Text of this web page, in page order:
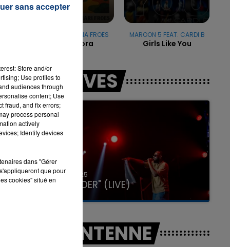
7h00 - 11h00
TRINIX & MARIANA FROES
Vaitimbora
MAROON 5 FEAT. CARDI B
Girls Like You
LES LIVES
31 janvier 2025
GIMS "SPIDER" (LIVE)
A L'ANTENNE
Store and/or
Use profiles to
audiences through
content; Use
fraud, and fix errors;
process personal
actively
Identify devices
dans "Gérer
que pour
cookies" situé en
sans accepter